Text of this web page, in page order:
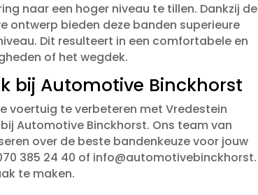
naar een hoger niveau te tillen.​ Dankzij de
ontwerp bieden deze banden superieure
Dit resulteert in een comfortabele en
of het wegdek.​
bij Automotive Binckhorst
voertuig te verbeteren met Vredestein
Automotive Binckhorst.​ Ons team van
over de beste bandenkeuze voor jouw
385 24 40 of info@automotivebinckhorst.​
te maken.​